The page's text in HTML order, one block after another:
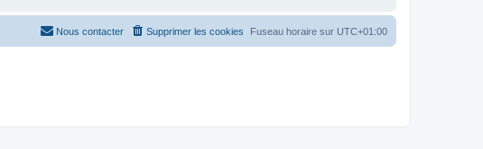
Fuseau horaire sur UTC+01:00
Supprimer les cookies
Nous contacter